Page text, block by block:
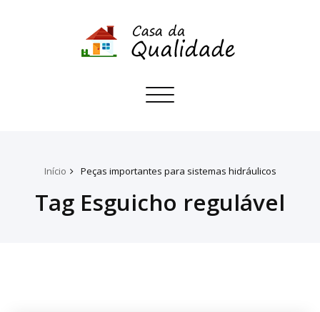
Toggle
Início Peças importantes para sistemas hidráulicos
Tag Esguicho regulável